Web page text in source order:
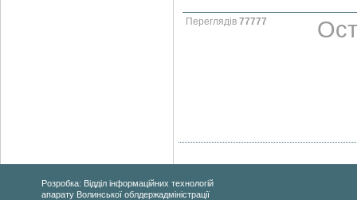
Переглядів 77777
Розробка: Відділ інформаційних технологій
апарату Волинської облдержадміністрації